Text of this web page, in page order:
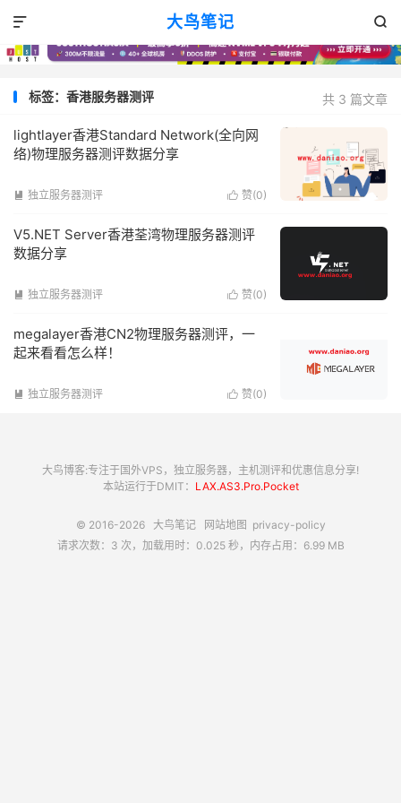
大鸟笔记 

共 3 篇文章
标签：香港服务器测评
lightlayer香港Standard Network(全向网
络)物理服务器测评数据分享
 赞(0)
 独立服务器测评
V5.NET Server香港荃湾物理服务器测评
数据分享
 赞(0)
 独立服务器测评
megalayer香港CN2物理服务器测评，一
起来看看怎么样！
 赞(0)
 独立服务器测评
大鸟博客:专注于国外VPS，独立服务器，主机测评和优惠信息分享!
本站运行于DMIT： LAX.AS3.Pro.Pocket
© 2016-2026 大鸟笔记 网站地图 privacy-policy
请求次数：3 次，加载用时：0.025 秒，内存占用：6.99 MB